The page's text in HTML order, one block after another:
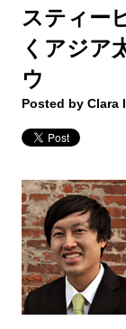
スティー
くアジア
ウ
Posted by Clara